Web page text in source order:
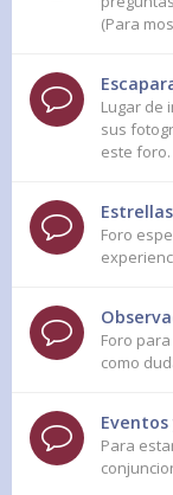
(Para
Lugar de
sus
este foro.
Foro
Foro
como
Para